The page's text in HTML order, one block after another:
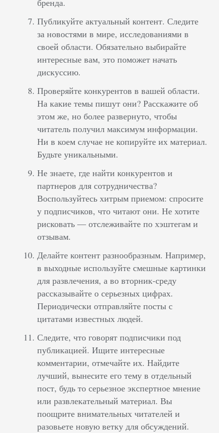
бренда.
Публикуйте актуальный контент. Следите
за новостями в мире, исследованиями в
своей области. Обязательно выбирайте
интересные вам, это поможет начать
дискуссию.
Проверяйте конкурентов в вашей области.
На какие темы пишут они? Расскажите об
этом же, но более развернуто, чтобы
читатель получил максимум информации.
Ни в коем случае не копируйте их материал.
Будьте уникальными.
Не знаете, где найти конкурентов и
партнеров для сотрудничества?
Воспользуйтесь хитрым приемом: спросите
у подписчиков, что читают они. Не хотите
рисковать — отслеживайте по хэштегам и
отзывам.
Делайте контент разнообразным. Например,
в выходные используйте смешные картинки
для развлечения, а во вторник-среду
рассказывайте о серьезных цифрах.
Периодически отправляйте посты с
цитатами известных людей.
Следите, что говорят подписчики под
публикацией. Ищите интересные
комментарии, отмечайте их. Найдите
лучший, вынесите его тему в отдельный
пост, будь то серьезное экспертное мнение
или развлекательный материал. Вы
поощрите внимательных читателей и
разовьете новую ветку для обсуждений.